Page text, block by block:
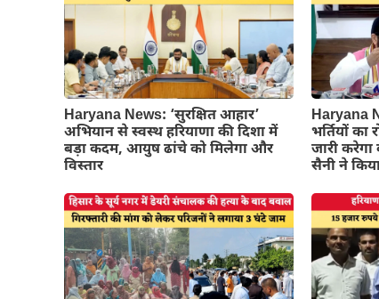
Haryana News: ‘सुरक्षित आहार’
अभियान से स्वस्थ हरियाणा की दिशा में
बड़ा कदम, आयुष ढांचे को मिलेगा और
विस्तार
Haryana
भर्तियों
जारी करेगा
सैनी ने